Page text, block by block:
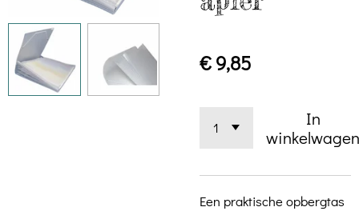
€ 9,85
In
Een praktische opbergtas